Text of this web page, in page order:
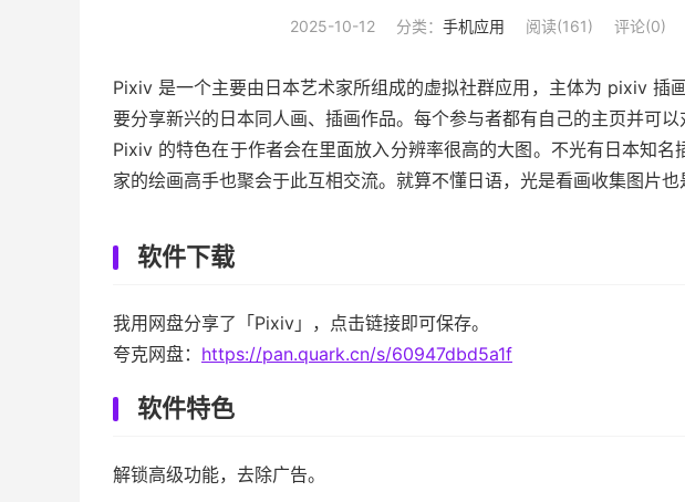
2025-10-12 分类： 手机应用 阅读(161) 评论(0)
Pixiv 是一个主要由日本艺术家所组成的虚拟社群应用，主体为 pixiv 插
要分享新兴的日本同人画、插画作品。每个参与者都有自己的主页并可以
Pixiv 的特色在于作者会在里面放入分辨率很高的大图。不光有日本知
家的绘画高手也聚会于此互相交流。就算不懂日语，光是看画收集图片也
软件下载
我用网盘分享了「Pixiv」，点击链接即可保存。
夸克网盘： https://pan.quark.cn/s/60947dbd5a1f
软件特色
解锁高级功能，去除广告。